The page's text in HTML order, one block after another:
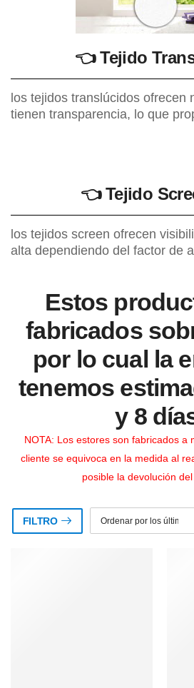
👈Tejido
los tejidos translúcidos ofrecen
tienen transparencia, lo que
👈Tejido
los tejidos screen ofrecen
alta dependiendo del factor de
Estos
fabricados
por lo cual la
tenemos
y 8
NOTA: Los estores son fabricados a
cliente se equivoca en la medida al
posible la devolución
FILTRO